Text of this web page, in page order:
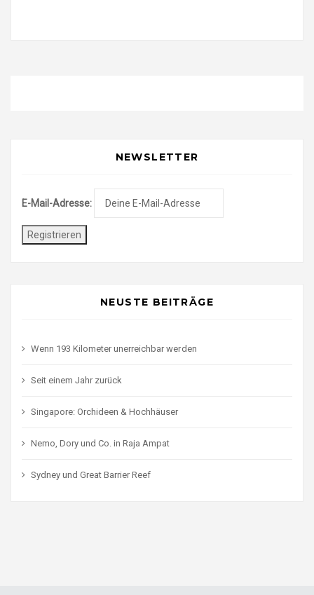
NEWSLETTER
E-Mail-Adresse:
NEUSTE BEITRÄGE
Wenn 193 Kilometer unerreichbar werden
Seit einem Jahr zurück
Singapore: Orchideen & Hochhäuser
Nemo, Dory und Co. in Raja Ampat
Sydney und Great Barrier Reef